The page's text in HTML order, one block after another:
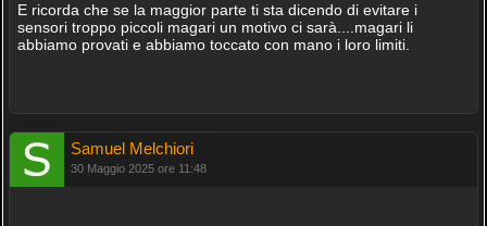
E ricorda che se la maggior parte ti sta dicendo di evitare i
sensori troppo piccoli magari un motivo ci sarà....magari li
abbiamo provati e abbiamo toccato con mano i loro limiti.
Samuel Melchiori
30 Maggio 2025 ore 11:48